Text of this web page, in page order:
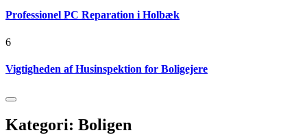
Professionel PC Reparation i Holbæk
6
Vigtigheden af Husinspektion for Boligejere
Kategori: Boligen